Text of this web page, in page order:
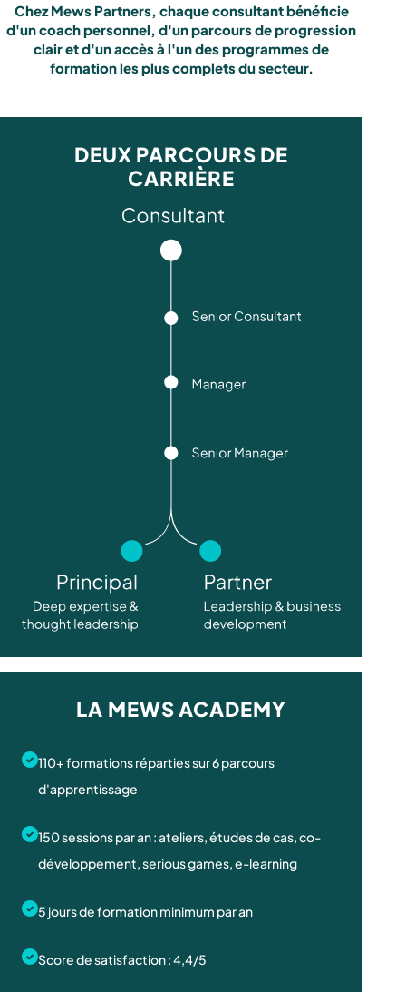
Chez Mews Partners, chaque consultant bénéficie
d'un coach personnel, d'un parcours de progression
clair et d'un accès à l'un des programmes de
formation les plus complets du secteur.
DEUX PARCOURS DE
CARRIÈRE
LA MEWS ACADEMY
110+ formations réparties sur 6 parcours
d'apprentissage
150 sessions par an : ateliers, études de cas, co-
développement, serious games, e-learning
5 jours de formation minimum par an
Score de satisfaction : 4,4/5